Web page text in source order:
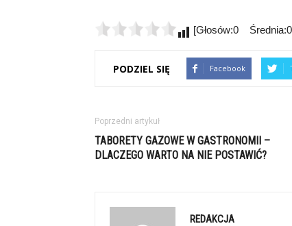
[Głosów:0
PODZIEL SIĘ Facebook
Poprzedni artykuł
TABORETY GAZOWE W GASTRONOMII –
DLACZEGO WARTO NA NIE POSTAWIĆ?
REDAKCJA